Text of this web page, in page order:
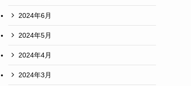
2024年6月
2024年5月
2024年4月
2024年3月